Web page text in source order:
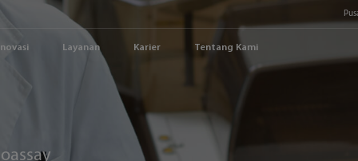
Layanan Karier Tentang Kami